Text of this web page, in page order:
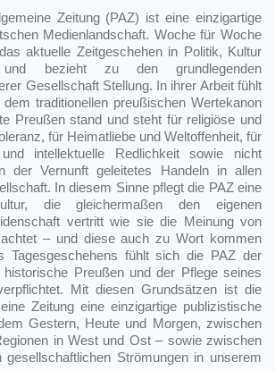
Zeitung (PAZ) ist eine einzigartige
Medienlandschaft. Woche für Woche
aktuelle Zeitgeschehen in Politik, Kultur
bezieht zu den grundlegenden
Gesellschaft Stellung. In ihrer Arbeit fühlt
traditionellen preußischen Wertekanon
Preußen stand und steht für religiöse und
für Heimatliebe und Weltoffenheit, für
und intellektuelle Redlichkeit sowie nicht
der Vernunft geleitetes Handeln in allen
In diesem Sinne pflegt die PAZ eine
die gleichermaßen den eigenen
vertritt wie sie die Meinung von
achtet – und diese auch zu Wort kommen
Tagesgeschehens fühlt sich die PAZ der
historische Preußen und der Pflege seines
Mit diesen Grundsätzen ist die
Zeitung eine einzigartige publizistische
Gestern, Heute und Morgen, zwischen
in West und Ost – sowie zwischen
gesellschaftlichen Strömungen in unserem